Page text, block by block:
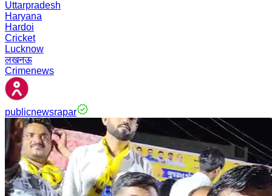
Uttarpradesh
Haryana
Hardoi
Cricket
Lucknow
लखनऊ
Crimenews
publicnewsrapar